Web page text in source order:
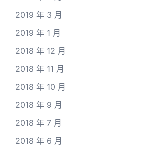
2019 年 3 月
2019 年 1 月
2018 年 12 月
2018 年 11 月
2018 年 10 月
2018 年 9 月
2018 年 7 月
2018 年 6 月